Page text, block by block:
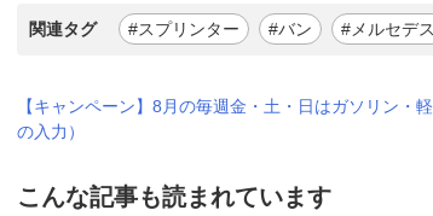
関連タグ #スプリンター #バン #メルセデ
【キャンペーン】8月の毎週金・土・日はガソリン・
の入力）
こんな記事も読まれています